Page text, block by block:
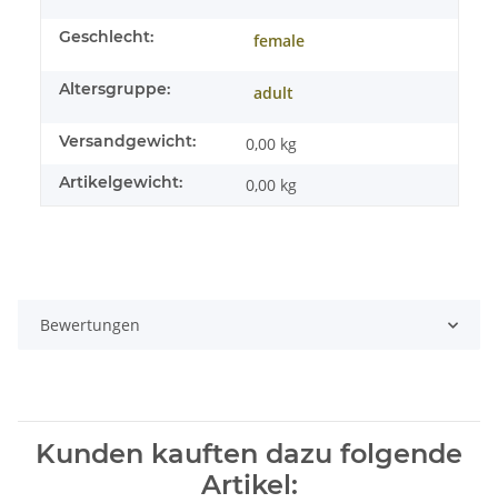
Geschlecht: female
Altersgruppe: adult
Versandgewicht: 0,00 kg
Artikelgewicht: 0,00 kg
Bewertungen
Kunden kauften dazu folgende
Artikel: